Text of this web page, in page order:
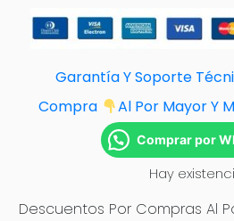
Garantía Y Soporte
Compra
Al Por Mayor Y
Comprar por
Hay
Descuentos Por Compras Al